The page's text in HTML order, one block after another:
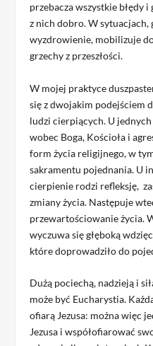
przebacza wszystkie błędy
z nich dobro. W sytuacjach,
wyzdrowienie, mobilizuje
grzechy z przeszłości.
W mojej praktyce
się z dwojakim podejściem
ludzi cierpiących. U
wobec Boga, Kościoła i
form życia religijnego, w
sakramentu pojednania. U
cierpienie rodzi refleksję,
zmiany życia. Następuje
przewartościowanie życia.
wyczuwa się głęboką
które doprowadziło do
Dużą pociechą, nadzieją i
może być Eucharystia.
ofiarą Jezusa: można więc
Jezusa i współofiarować